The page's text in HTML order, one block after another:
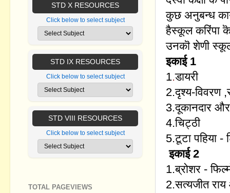
कुछ अनुबन्ध
हैस्कूल करिंपा
उनकॊ शेणी
इकाई 1
1.डायरी
2.दृश्य-विवरण
3.दूकानदार और
4.चिट्ठी
5.टूटा पहिया -
इकाई 2
1.ब्रोशर -
2.सत्यजीत
STD X RESOURCES
Click below to select subject
STD IX RESOURCES
Click below to select subject
STD VIII RESOURCES
Click below to select subject
TOTAL PAGEVIEWS